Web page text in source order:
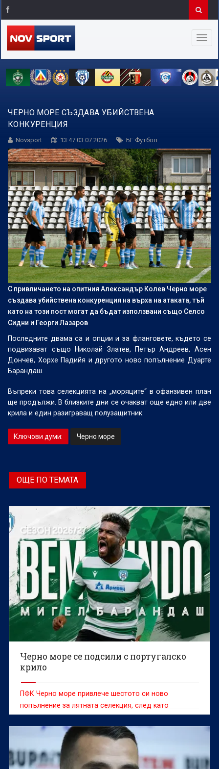
ЧЕРНО МОРЕ СЪЗДАВА УБИЙСТВЕНА
КОНКУРЕНЦИЯ
Novsport 13:47 03.07.2026 БГ Футбол
С привличането на опитния Александър Колев Черно море
създава убийствена конкуренция на върха на атаката, тъй
като на този пост могат да бъдат използвани също Селсо
Сидни и Георги Лазаров
Последните двама са и опции и за фланговете, където се
подвизават също Николай Златев, Петър Андреев, Асен
Дончев, Хорхе Падийя и другото ново попълнение Дуарте
Барандаш.
Въпреки това селекцията на „моряците“ в офанзивен план
ще продължи. В близките дни се очакват още едно или две
крила и един разиграващ полузащитник.
Ключови думи: Черно море
ОЩЕ ПО ТЕМАТА
Черно море се подсили с португалско
крило
ПФК Черно море привлече шестото си ново
попълнение за лятната селекция, след като
подписа с португалското крило Дуарте Мигел да
Силва Барандаш